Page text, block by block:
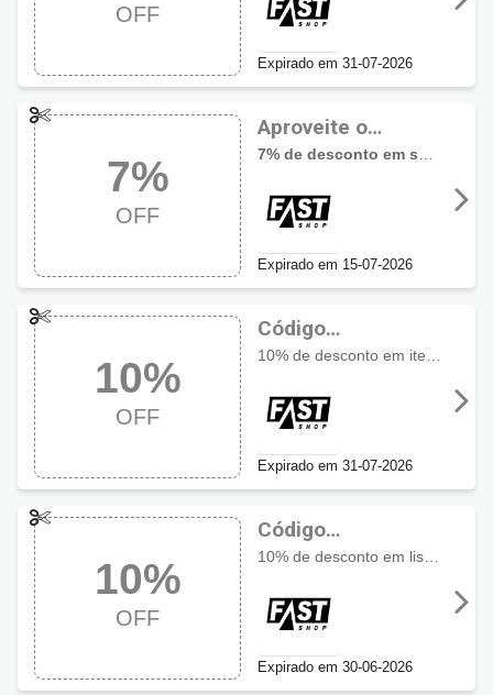
OFF
Expirado em 31-07-2026
7%
OFF
Aproveite o
desconto de 7%
Shop
Expirado em 15-07-2026
10%
OFF
Código
promocional Fast
OFF
Expirado em 31-07-2026
10%
OFF
Código
promocional Fast
OFF
Expirado em 30-06-2026